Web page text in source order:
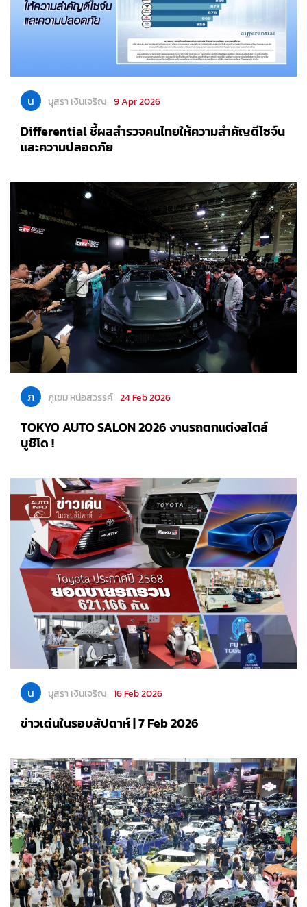
น นุสรา เงินเจริญ 9 Apr 2026
Differential ชี้ผลสำรวจคนไทยให้ความสำคัญดีไซจ์น
และความปลอดภัย
ภ ภูเขม หน่อสวรรค์ 24 Feb 2026
TOKYO AUTO SALON 2026 งานรถตกแต่งสไตล์
บูชิโด !
น นุสรา เงินเจริญ 16 Feb 2026
ข่าวเด่นในรอบสัปดาห์ | 7 Feb 2026